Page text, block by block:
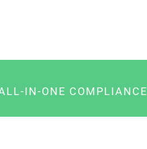
IN-ONE COMPLIANCE